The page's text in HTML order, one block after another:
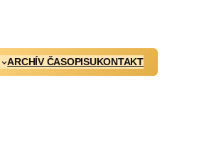
ARCHÍV ČASOPISUKONTAKT